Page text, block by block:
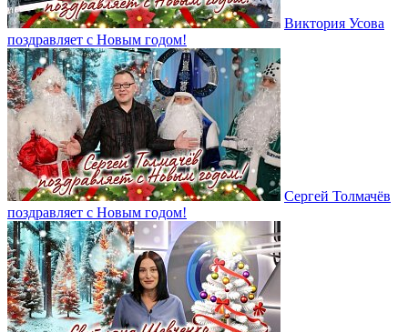
Виктория Усова
поздравляет с Новым годом!
Сергей Толмачёв
поздравляет с Новым годом!